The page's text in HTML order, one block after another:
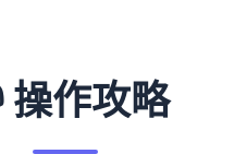
操作攻略